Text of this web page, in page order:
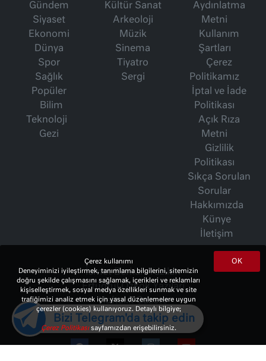
Gündem
Siyaset
Ekonomi
Dünya
Spor
Sağlık
Popüler
Bilim
Teknoloji
Gezi
Kültür Sanat
Arkeoloji
Müzik
Sinema
Tiyatro
Sergi
Aydınlatma
Metni
Kullanım
Şartları
Çerez
Politikamız
İptal ve İade
Politikası
Açık Rıza
Metni
Gizlilik
Politikası
Sıkça Sorulan
Sorular
Hakkımızda
Künye
İletişim
İsmet Berkan Yazıları
Ertuğrul Özkök Yazıları
Haftalık Gazete
OK
Çerez kullanımı
Deneyiminizi iyileştirmek, tanımlama bilgilerini, sitemizin
doğru şekilde çalışmasını sağlamak, içerikleri ve reklamları
kişiselleştirmek, sosyal medya özellikleri sunmak ve site
trafiğimizi analiz etmek için yasal düzenlemelere uygun
çerezler (cookies) kullanıyoruz. Detaylı bilgiye;
Çerez Politikasısayfamızdan erişebilirsiniz.
Bizi Telegram'da takip edin